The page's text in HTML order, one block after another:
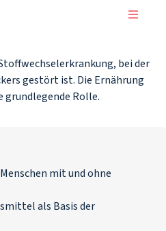
bei der
gestört ist. Die Ernährung
grundlegende Rolle.
mit und ohne
als Basis der